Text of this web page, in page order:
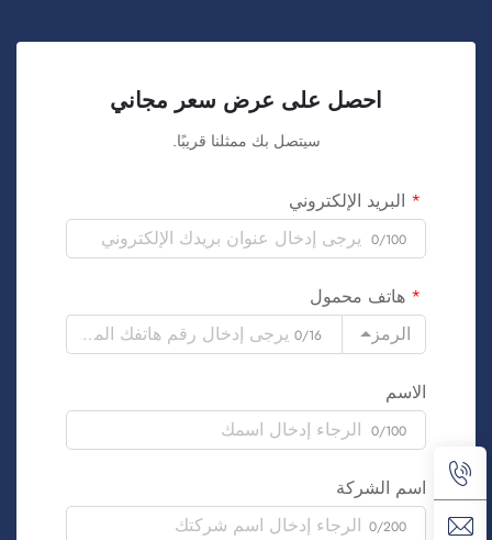
احصل على عرض سعر مجاني
سيتصل بك ممثلنا قريبًا.
البريد الإلكتروني
0/100
هاتف محمول
الرمز
0/16
الاسم
0/100
اسم الشركة
0/200